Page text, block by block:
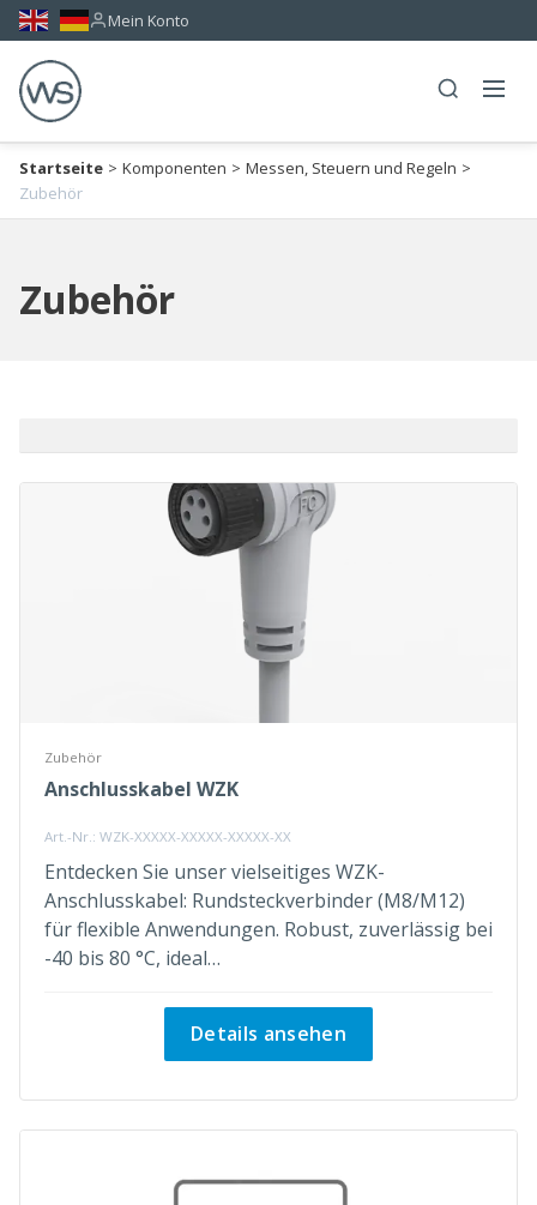
Mein Konto
Startseite > Komponenten > Messen, Steuern und Regeln >
Zubehör
Zubehör
Zubehör
Anschlusskabel WZK
Art.-Nr.: WZK-XXXXX-XXXXX-XXXXX-XX
Entdecken Sie unser vielseitiges WZK-
Anschlusskabel: Rundsteckverbinder (M8/M12)
für flexible Anwendungen. Robust, zuverlässig bei
-40 bis 80 °C, ideal…
Details ansehen